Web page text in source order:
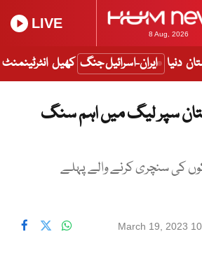
8 Aug, 2026
LIVE
دنیا ایران-اسرائیل جنگ کھیل انٹرٹینمنٹ
سپر لیگ میں اہم سنگ
کی سنچری کرنے والے پہلے
March 19, 2023